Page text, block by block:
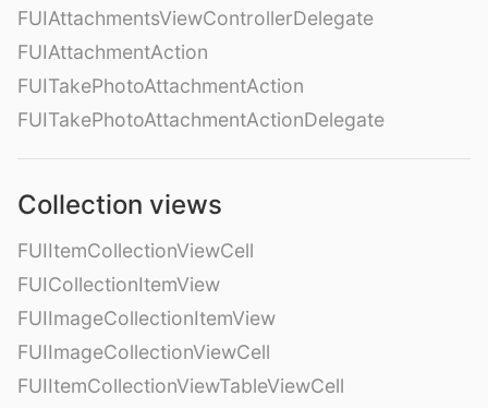
FUIAttachmentsViewControllerDelegate
FUIAttachmentAction
FUITakePhotoAttachmentAction
FUITakePhotoAttachmentActionDelegate
Collection views
FUIItemCollectionViewCell
FUICollectionItemView
FUIImageCollectionItemView
FUIImageCollectionViewCell
FUIItemCollectionViewTableViewCell